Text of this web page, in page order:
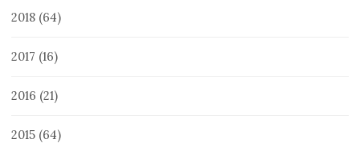
2018 (64)
2017 (16)
2016 (21)
2015 (64)